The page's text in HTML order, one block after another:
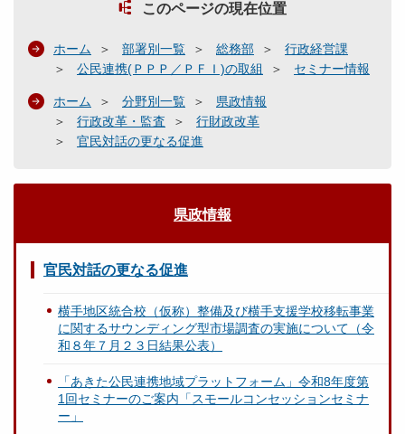
このページの現在位置
ホーム 部署別一覧 総務部
行政経営課
公民連携(ＰＰＰ／ＰＦＩ)の取組
セミナー情報
ホーム 分野別一覧
県政情報
行政改革・監査
行財政改革
官民対話の更なる促進
県政情報
官民対話の更なる促進
横手地区統合校（仮称）整備及び横手支援学校移転事業
に関するサウンディング型市場調査の実施について（令
和８年７月２３日結果公表）
「あきた公民連携地域プラットフォーム」令和8年度第
1回セミナーのご案内「スモールコンセッションセミナ
ー」